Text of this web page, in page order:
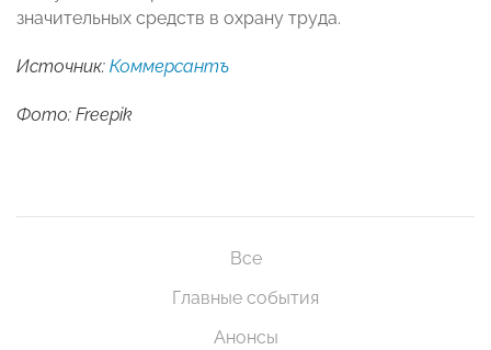
значительных средств в охрану труда.
Источник: Коммерсантъ
Фото: Freepik
Все
Главные события
Анонсы